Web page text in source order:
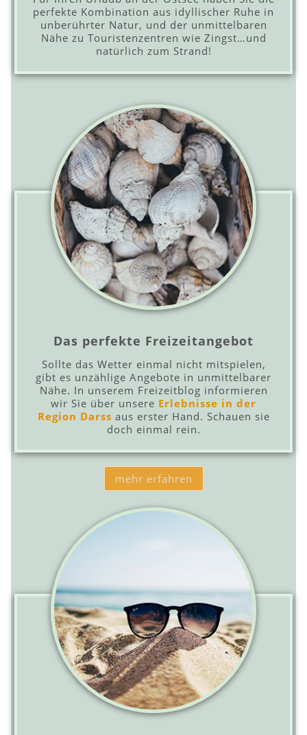
perfekte Kombination aus idyllischer Ruhe in
unberührter Natur, und der unmittelbaren
Nähe zu Touristenzentren wie Zingst…und
natürlich zum Strand!
Das perfekte Freizeitangebot
Sollte das Wetter einmal nicht mitspielen,
gibt es unzählige Angebote in unmittelbarer
Nähe. In unserem Freizeitblog informieren
wir Sie über unsere Erlebnisse in der
Region Darss aus erster Hand. Schauen sie
doch einmal rein.
mehr erfahren